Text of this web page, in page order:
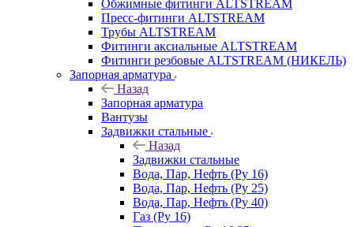
Обжимные фитинги ALTSTREAM
Пресс-фитинги ALTSTREAM
Трубы ALTSTREAM
Фитинги аксиальные ALTSTREAM
Фитинги резбовые ALTSTREAM (НИКЕЛЬ)
Запорная арматура
Назад
Запорная арматура
Вантузы
Задвижки стальные
Назад
Задвижки стальные
Вода, Пар, Нефть (Ру 16)
Вода, Пар, Нефть (Ру 25)
Вода, Пар, Нефть (Ру 40)
Газ (Ру 16)